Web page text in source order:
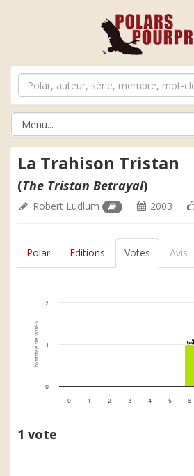
La Trahison Tristan
(The Tristan Betrayal)
Robert Ludlum 2003
Polar Editions Votes Avis
Nombre de votes 1
1
0 1 2 3 4 5 6
0
1
2
1 vote